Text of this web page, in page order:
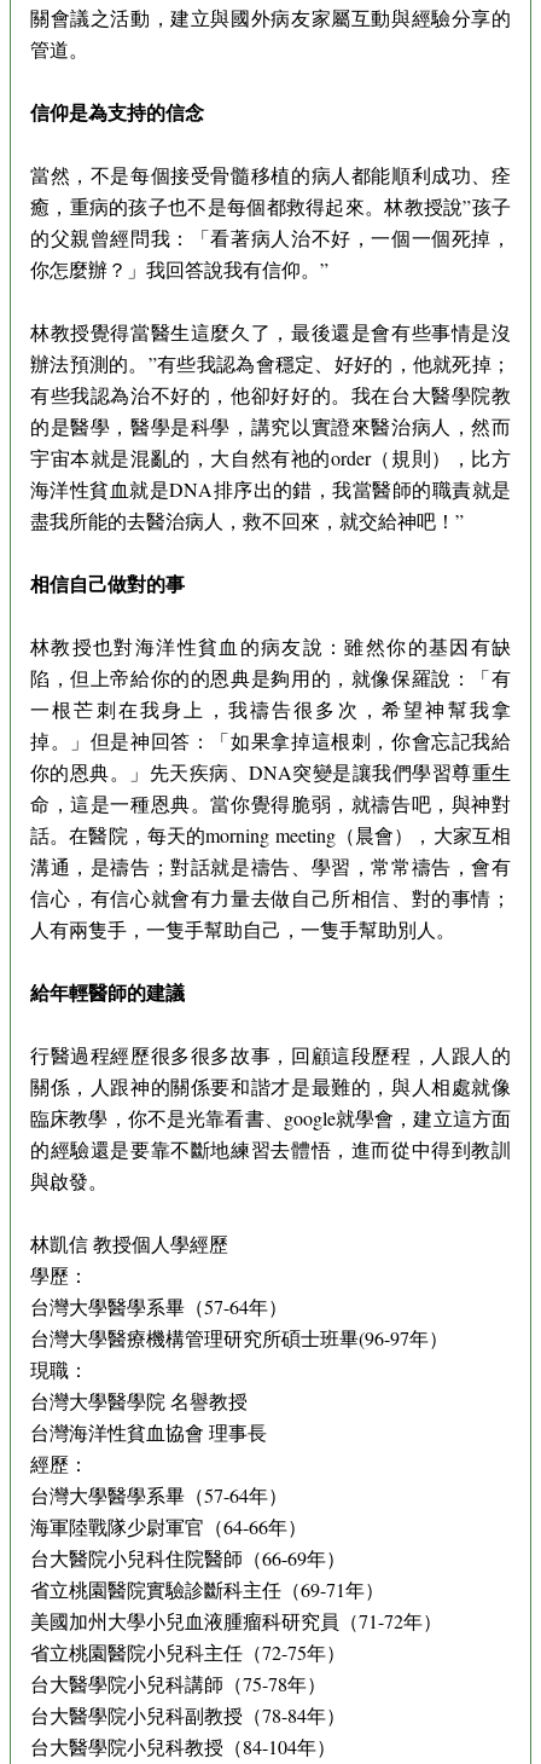
關會議之活動，建立與國外病友家屬互動與經驗分享的
管道。
信仰是為支持的信念
當然，不是每個接受骨髓移植的病人都能順利成功、痊
癒，重病的孩子也不是每個都救得起來。林教授說”孩子
的父親曾經問我：「看著病人治不好，一個一個死掉，
你怎麼辦？」我回答說我有信仰。”
林教授覺得當醫生這麼久了，最後還是會有些事情是沒
辦法預測的。”有些我認為會穩定、好好的，他就死掉；
有些我認為治不好的，他卻好好的。我在台大醫學院教
的是醫學，醫學是科學，講究以實證來醫治病人，然而
宇宙本就是混亂的，大自然有祂的order（規則），比方
海洋性貧血就是DNA排序出的錯，我當醫師的職責就是
盡我所能的去醫治病人，救不回來，就交給神吧！”
相信自己做對的事
林教授也對海洋性貧血的病友說：雖然你的基因有缺
陷，但上帝給你的的恩典是夠用的，就像保羅說：「有
一根芒刺在我身上，我禱告很多次，希望神幫我拿
掉。」但是神回答：「如果拿掉這根刺，你會忘記我給
你的恩典。」先天疾病、DNA突變是讓我們學習尊重生
命，這是一種恩典。當你覺得脆弱，就禱告吧，與神對
話。在醫院，每天的morning meeting（晨會），大家互相
溝通，是禱告；對話就是禱告、學習，常常禱告，會有
信心，有信心就會有力量去做自己所相信、對的事情；
人有兩隻手，一隻手幫助自己，一隻手幫助別人。
給年輕醫師的建議
行醫過程經歷很多很多故事，回顧這段歷程，人跟人的
關係，人跟神的關係要和諧才是最難的，與人相處就像
臨床教學，你不是光靠看書、google就學會，建立這方面
的經驗還是要靠不斷地練習去體悟，進而從中得到教訓
與啟發。
林凱信 教授個人學經歷
學歷：
台灣大學醫學系畢（57-64年）
台灣大學醫療機構管理研究所碩士班畢(96-97年）
現職：
台灣大學醫學院 名譽教授
台灣海洋性貧血協會 理事長
經歷：
台灣大學醫學系畢（57-64年）
海軍陸戰隊少尉軍官（64-66年）
台大醫院小兒科住院醫師（66-69年）
省立桃園醫院實驗診斷科主任（69-71年）
美國加州大學小兒血液腫瘤科研究員（71-72年）
省立桃園醫院小兒科主任（72-75年）
台大醫學院小兒科講師（75-78年）
台大醫學院小兒科副教授（78-84年）
台大醫學院小兒科教授（84-104年）